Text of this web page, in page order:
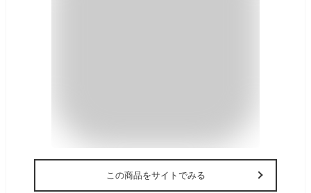
この商品をサイトでみる